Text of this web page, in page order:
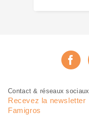
Pied
page
Navigation
pied
Contact & réseaux sociaux
Recevez la newsletter
Famigros